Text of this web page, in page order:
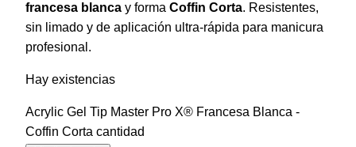
francesa blanca y forma Coffin Corta. Resistentes,
sin limado y de aplicación ultra-rápida para manicura
profesional.
Hay existencias
Acrylic Gel Tip Master Pro X® Francesa Blanca -
Coffin Corta cantidad